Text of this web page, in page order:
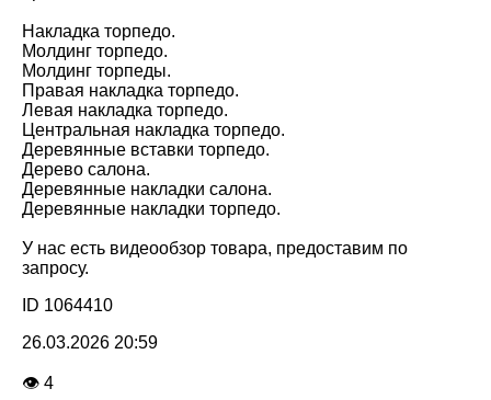
Накладка торпедо.
Молдинг торпедо.
Молдинг торпеды.
Правая накладка торпедо.
Левая накладка торпедо.
Центральная накладка торпедо.
Деревянные вставки торпедо.
Дерево салона.
Деревянные накладки салона.
Деревянные накладки торпедо.
У нас есть видеообзор товара, предоставим по
запросу.
ID 1064410
26.03.2026 20:59
👁 4